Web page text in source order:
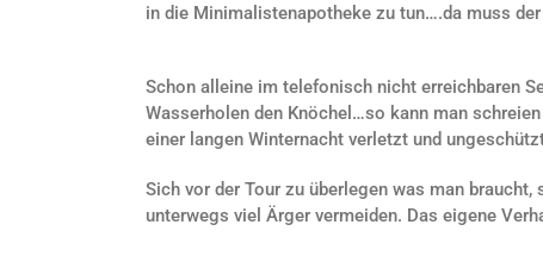
in die Minimalistenapotheke zu tun….da muss
Schon alleine im telefonisch nicht erreichbaren
Wasserholen den Knöchel…so kann man
einer langen Winternacht verletzt und
Sich vor der Tour zu überlegen was man
unterwegs viel Ärger vermeiden. Das eigene